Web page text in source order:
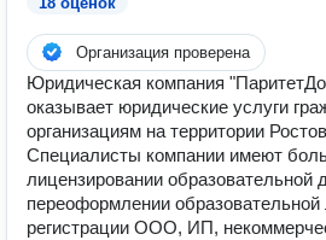
Организация проверена
Юридическая компания
оказывает юридические услуги
организациям на территории
Специалисты компании имеют
лицензировании образовательной
переоформлении образовательной
регистрации ООО, ИП,